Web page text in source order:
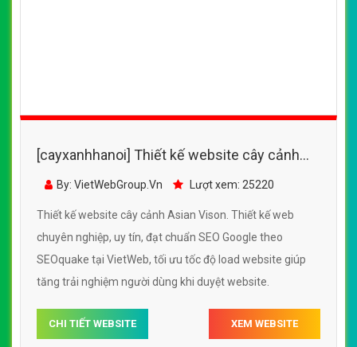
[cayxanhhanoi] Thiết kế website cây cảnh
Asian Vison đẹp, chuyên nghiệp chuẩn SEO
By: VietWebGroup.Vn Lượt xem: 25220
Thiết kế website cây cảnh Asian Vison. Thiết kế web
chuyên nghiệp, uy tín, đạt chuẩn SEO Google theo
SEOquake tại VietWeb, tối ưu tốc độ load website giúp
tăng trải nghiệm người dùng khi duyệt website.
CHI TIẾT WEBSITE XEM WEBSITE